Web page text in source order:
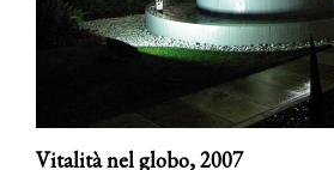
Vitalità nel globo,2007